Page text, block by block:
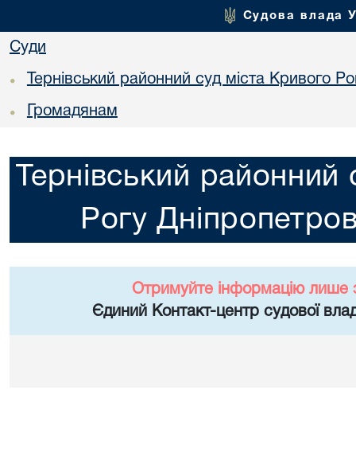
Судова влада
Суди
• Тернівський районний суд міста Кривого
• Громадянам
Тернівський районний
Рогу
Отримуйте інформацію лише
Єдиний Контакт-центр судової